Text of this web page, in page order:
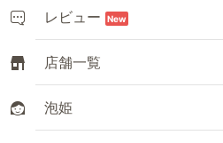
レビュー New
店舗一覧
泡姫